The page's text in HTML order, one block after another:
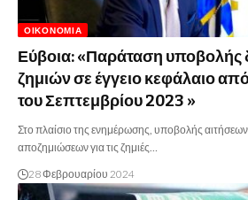
ΟΙΚΟΝΟΜΊΑ
Εύβοια: «Παράταση
ζημιών σε έγγειο κεφάλαιο
του Σεπτεμβρίου 2023 »
Στο πλαίσιο της ενημέρωσης, υποβολής
αποζημιώσεων για τις ζημιές…
28 Φεβρουαρίου 2024